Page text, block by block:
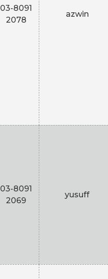
03-8091
2078
azwin
03-8091
2069
yusuff